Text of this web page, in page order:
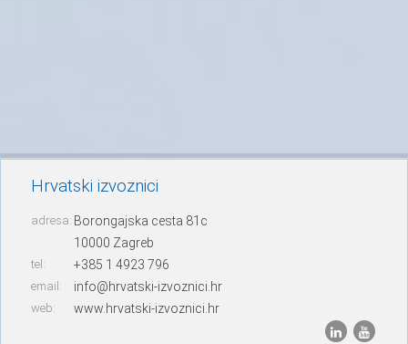
Hrvatski izvoznici
adresa: Borongajska cesta 81c
10000 Zagreb
tel: +385 1 4923 796
email: info@hrvatski-izvoznici.hr
web: www.hrvatski-izvoznici.hr